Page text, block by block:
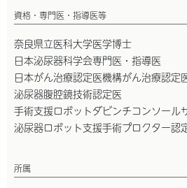
資格・専門医・指導医等
奈良県立医科大学医学博士
日本泌尿器科学会専門医・指導医
日本がん治療認定医機構がん治療認定
泌尿器腹腔鏡技術認定医
手術支援ロボットダビンチコンソール
泌尿器ロボット支援手術プロクター認
所属